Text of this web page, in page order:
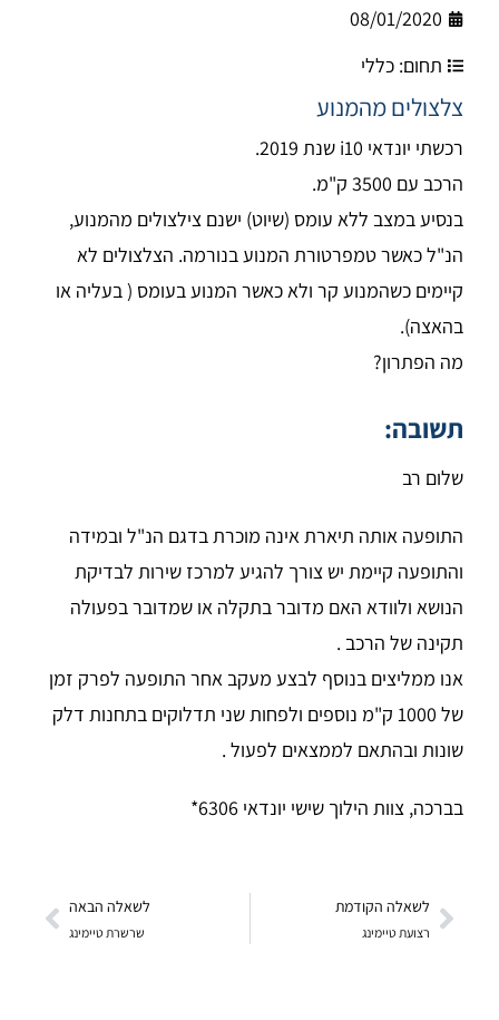
08/01/2020
תחום: כללי
צלצולים מהמנוע
רכשתי יונדאי i10 שנת 2019.
הרכב עם 3500 ק"מ.
בנסיע במצב ללא עומס (שיוט) ישנם צילצולים מהמנוע,
הנ"ל כאשר טמפרטורת המנוע בנורמה. הצלצולים לא
קיימים כשהמנוע קר ולא כאשר המנוע בעומס ( בעליה או
בהאצה).
מה הפתרון?
תשובה:
שלום רב
התופעה אותה תיארת אינה מוכרת בדגם הנ"ל ובמידה
והתופעה קיימת יש צורך להגיע למרכז שירות לבדיקת
הנושא ולוודא האם מדובר בתקלה או שמדובר בפעולה
תקינה של הרכב .
אנו ממליצים בנוסף לבצע מעקב אחר התופעה לפרק זמן
של 1000 ק"מ נוספים ולפחות שני תדלוקים בתחנות דלק
שונות ובהתאם לממצאים לפעול .
בברכה, צוות הילוך שישי יונדאי 6306*
לשאלה הקודמת
רצועת טיימינג
לשאלה הבאה
שרשרת טיימינג